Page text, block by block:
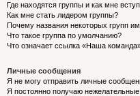
Где находятся группы и как мне
Как мне стать лидером группы?
Почему названия некоторых групп
Что такое группа по умолчанию?
Что означает ссылка «Наша
Личные сообщения
Я не могу отправить личные
Я постоянно получаю